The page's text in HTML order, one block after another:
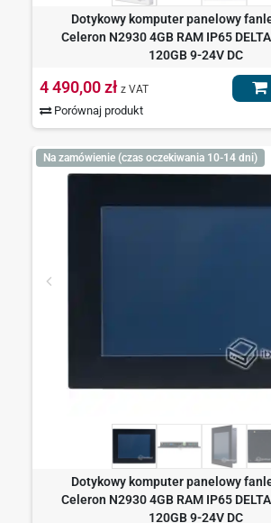
Dotykowy komputer panelowy
Celeron N2930 4GB RAM IP65
120GB 9-24V DC
4 490,00 zł z VAT
Porównaj produkt
Na zamówienie (czas oczekiwania 10-14 dni)
Dotykowy komputer panelowy
Celeron N2930 4GB RAM IP65
120GB 9-24V DC